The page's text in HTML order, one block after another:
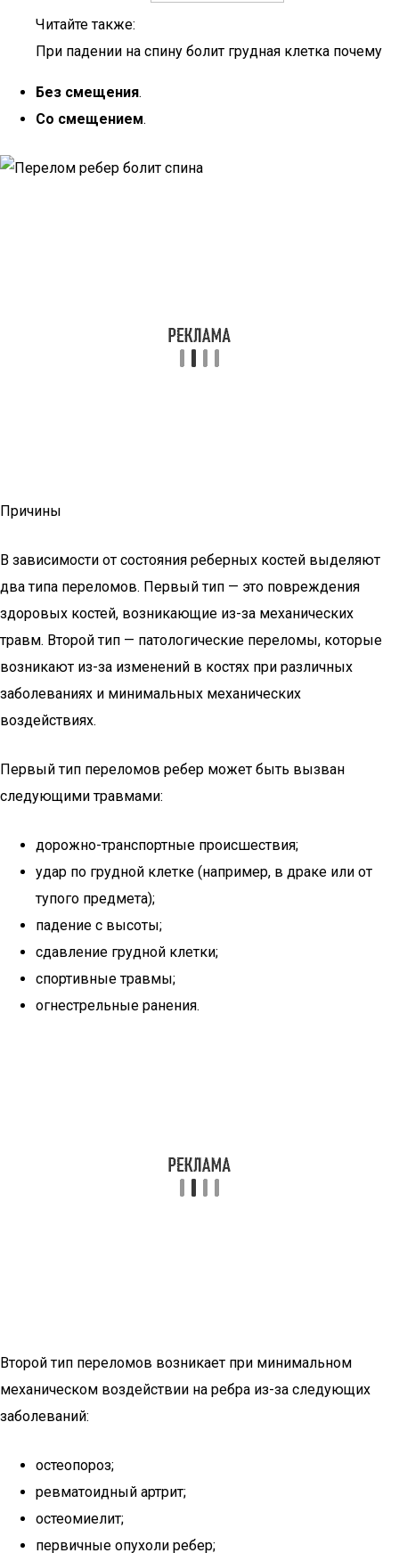
Читайте также:
При падении на спину болит грудная клетка почему
Без смещения.
Со смещением.
Причины
В зависимости от состояния реберных костей выделяют
два типа переломов. Первый тип — это повреждения
здоровых костей, возникающие из-за механических
травм. Второй тип — патологические переломы, которые
возникают из-за изменений в костях при различных
заболеваниях и минимальных механических
воздействиях.
Первый тип переломов ребер может быть вызван
следующими травмами:
дорожно-транспортные происшествия;
удар по грудной клетке (например, в драке или от
тупого предмета);
падение с высоты;
сдавление грудной клетки;
спортивные травмы;
огнестрельные ранения.
Второй тип переломов возникает при минимальном
механическом воздействии на ребра из-за следующих
заболеваний:
остеопороз;
ревматоидный артрит;
остеомиелит;
первичные опухоли ребер;